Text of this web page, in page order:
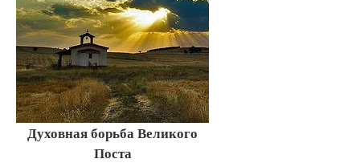
Духовная борьба Великого
Поста